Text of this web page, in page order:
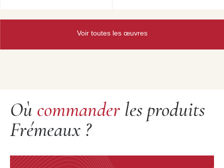
Voir toutes les œuvres
Où commander les produits
Frémeaux ?